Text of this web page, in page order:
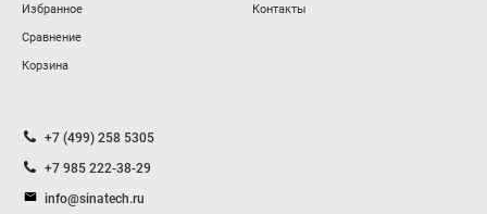
Избранное
Сравнение
Корзина
Контакты
+7 (499) 258 5305
+7 985 222-38-29
info@sinatech.ru